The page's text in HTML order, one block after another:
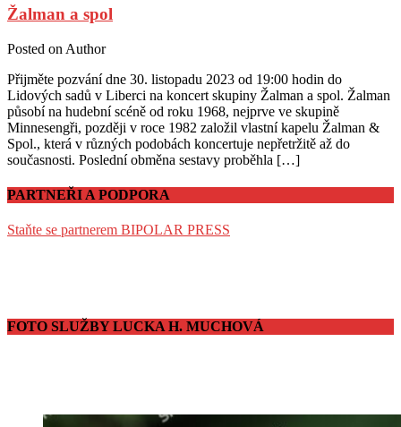
Žalman a spol
Posted on Author
Přijměte pozvání dne 30. listopadu 2023 od 19:00 hodin do
Lidových sadů v Liberci na koncert skupiny Žalman a spol. Žalman
působí na hudební scéně od roku 1968, nejprve ve skupině
Minnesengři, později v roce 1982 založil vlastní kapelu Žalman &
Spol., která v různých podobách koncertuje nepřetržitě až do
současnosti. Poslední obměna sestavy proběhla […]
PARTNEŘI A PODPORA
Staňte se partnerem BIPOLAR PRESS
FOTO SLUŽBY LUCKA H. MUCHOVÁ